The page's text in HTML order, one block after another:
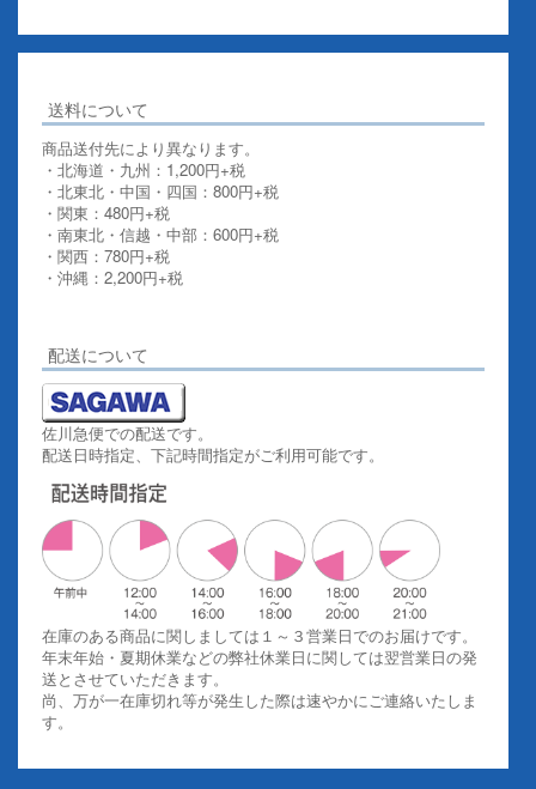
送料について
商品送付先により異なります。
・北海道・九州：1,200円+税
・北東北・中国・四国：800円+税
・関東：480円+税
・南東北・信越・中部：600円+税
・関西：780円+税
・沖縄：2,200円+税
配送について
佐川急便での配送です。
配送日時指定、下記時間指定がご利用可能です。
在庫のある商品に関しましては１～３営業日でのお届けです。
年末年始・夏期休業などの弊社休業日に関しては翌営業日の発
送とさせていただきます。
尚、万が一在庫切れ等が発生した際は速やかにご連絡いたしま
す。